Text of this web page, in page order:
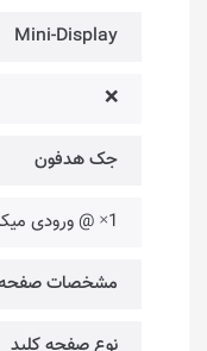
Mini-Display
❌
جک هدفون
1× @ ورودی میکروفون/خروجی هدفون
مشخصات صفحه